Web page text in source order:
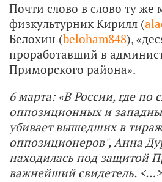
Почти слово в слово ту же
физкультурник Кирилл (
Белохин (beloham848),
проработавший в
Приморского района».
6 марта: «В России, где по
оппозиционных и
убивает вышедших в тираж
оппозиционеров", Анна
находилась под защитой
важнейший свидетель.